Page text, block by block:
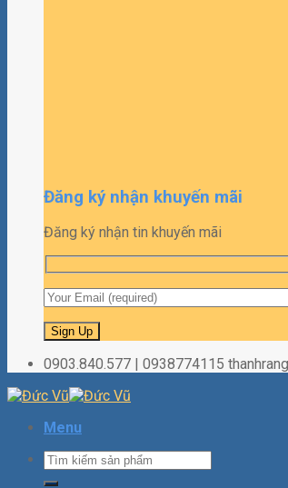
Đăng ký nhận khuyến mãi
Đăng ký nhận tin khuyến mãi
0903.840.577 | 0938774115
Menu